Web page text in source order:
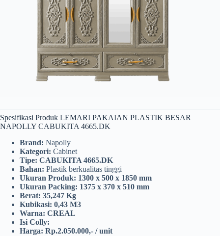
Spesifikasi Produk LEMARI PAKAIAN PLASTIK BESAR
NAPOLLY CABUKITA 4665.DK
Brand: Napolly
Kategori: Cabinet
Tipe: CABUKITA 4665.DK
Bahan: Plastik berkualitas tinggi
Ukuran Produk: 1300 x 500 x 1850 mm
Ukuran Packing: 1375 x 370 x 510 mm
Berat: 35,247 Kg
Kubikasi: 0,43 M3
Warna: CREAL
Isi Colly: –
Harga: Rp.2.050.000,- / unit